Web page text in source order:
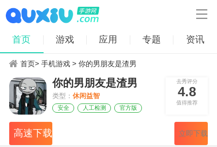

首页 游戏 应用 专题 资讯
首页>手机游戏 > 你的男朋友是渣男
你的男朋友是渣男
类型：休闲益智
安全 人工检测 官方版
去秀评分
4.8
值得推荐
高速下载 立即下载